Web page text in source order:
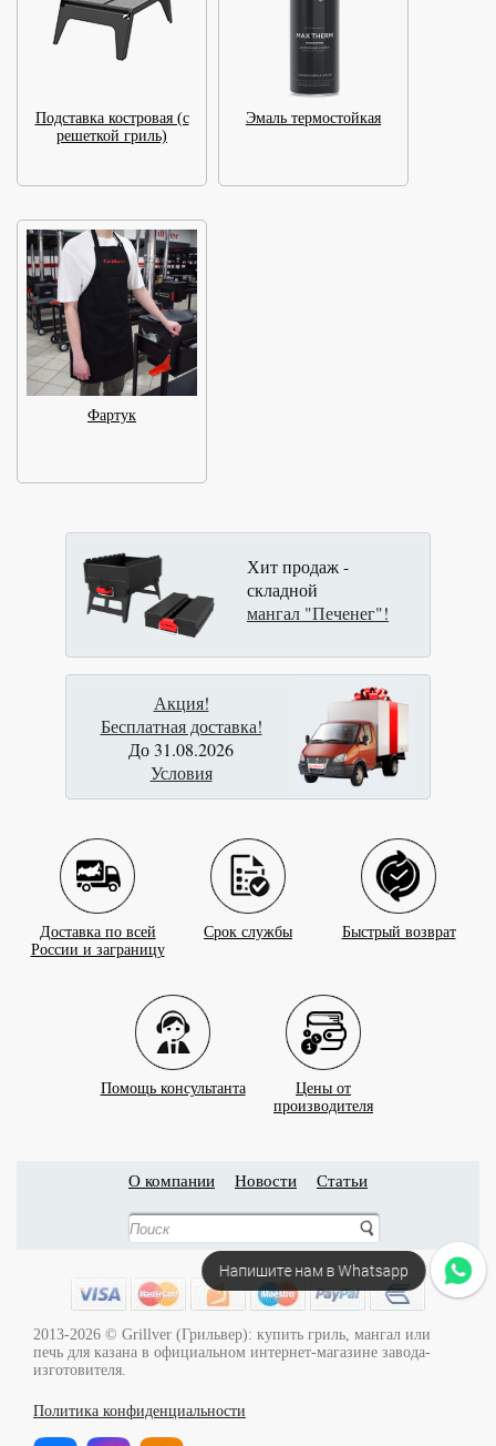
Подставка костровая (с
решеткой гриль)
Эмаль термостойкая
Фартук
Хит продаж -
складной
мангал "Печенег"!
Акция!
Бесплатная доставка!
До 31.08.2026
Условия
Доставка по всей
России и заграницу
Срок службы Быстрый возврат
Помощь консультанта
Цены от
производителя
О компании Новости Статьи
2013-2026 © Grillver (Грильвер): купить гриль, мангал или
печь для казана в официальном интернет-магазине завода-
изготовителя.
Политика конфиденциальности
Напишите нам в Whatsapp